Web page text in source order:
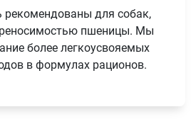
рекомендованы для собак,
пшеницы. Мы
более легкоусвояемых
в формулах рационов.